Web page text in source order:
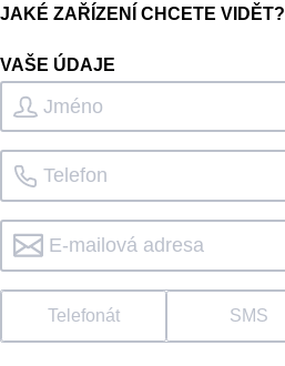
JAKÉ ZAŘÍZENÍ CHCETE VIDĚT?
VAŠE ÚDAJE
Telefonát SMS